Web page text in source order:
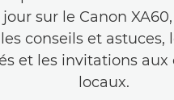
sur le Canon
conseils et astuces,
et les invitations aux
locaux.